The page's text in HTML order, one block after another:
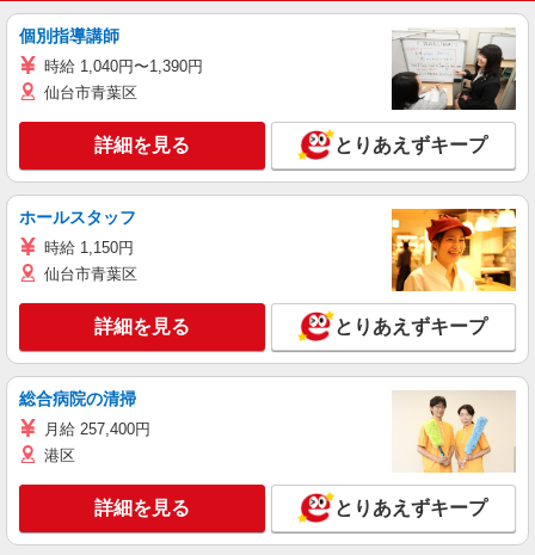
個別指導講師
時給 1,040円〜1,390円
仙台市青葉区
詳細を見る とりあえずキープ
ホールスタッフ
時給 1,150円
仙台市青葉区
詳細を見る とりあえずキープ
総合病院の清掃
月給 257,400円
港区
詳細を見る とりあえずキープ